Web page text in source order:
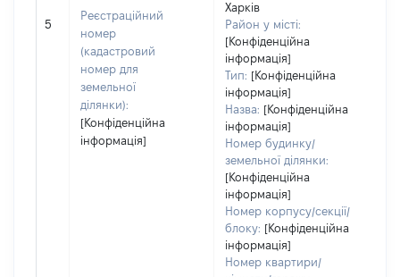
5
Реєстраційний
номер
(кадастровий
номер для
земельної
ділянки):
[Конфіденційна
інформація]
Харків
Район у місті:
[Конфіденційна
інформація]
Тип: [Конфіденційна
інформація]
Назва: [Конфіденційна
інформація]
Номер будинку/
земельної ділянки:
[Конфіденційна
інформація]
Номер корпусу/секції/
блоку: [Конфіденційна
інформація]
Номер квартири/